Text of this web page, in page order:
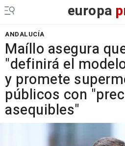
europa
ANDALUCÍA
Maíllo asegura
"definirá el
y promete
públicos con
asequibles"